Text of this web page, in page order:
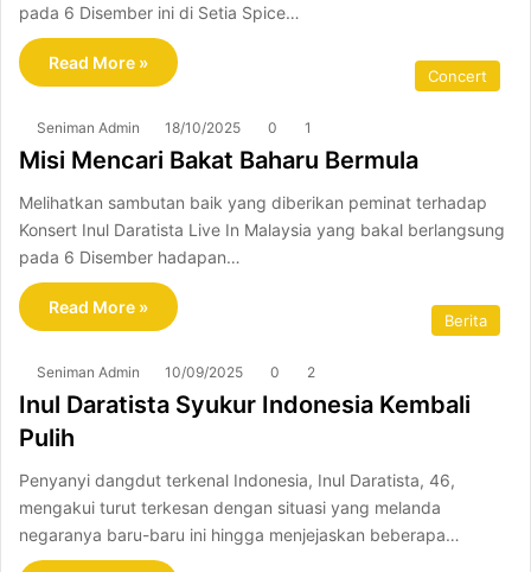
pada 6 Disember ini di Setia Spice…
Read More »
Concert
Seniman Admin 18/10/2025 0 1
Misi Mencari Bakat Baharu Bermula
Melihatkan sambutan baik yang diberikan peminat terhadap
Konsert Inul Daratista Live In Malaysia yang bakal berlangsung
pada 6 Disember hadapan…
Read More »
Berita
Seniman Admin 10/09/2025 0 2
Inul Daratista Syukur Indonesia Kembali
Pulih
Penyanyi dangdut terkenal Indonesia, Inul Daratista, 46,
mengakui turut terkesan dengan situasi yang melanda
negaranya baru-baru ini hingga menjejaskan beberapa…